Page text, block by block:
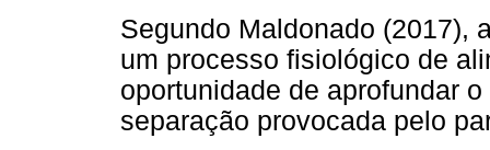
Segundo Maldonado (2017),
um processo fisiológico de
oportunidade de aprofundar
separação provocada pelo